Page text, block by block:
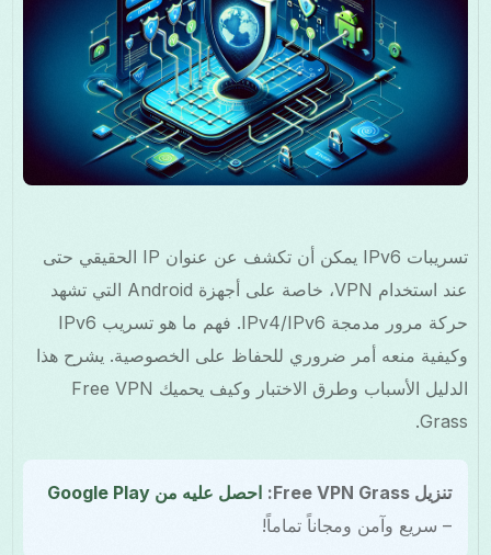
العربية
تسريبات IPv6 يمكن أن تكشف عن عنوان IP الحقيقي حتى
عند استخدام VPN، خاصة على أجهزة Android التي تشهد
حركة مرور مدمجة IPv4/IPv6. فهم ما هو تسريب IPv6
وكيفية منعه أمر ضروري للحفاظ على الخصوصية. يشرح هذا
الدليل الأسباب وطرق الاختبار وكيف يحميك Free VPN
Grass.
تنزيل Free VPN Grass:
احصل عليه من Google Play
– سريع وآمن ومجاناً تماماً!